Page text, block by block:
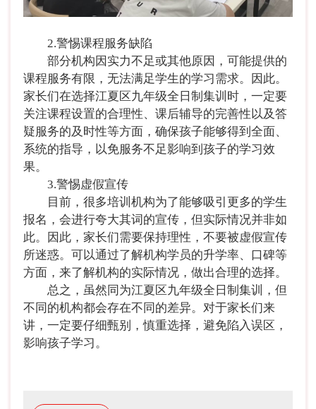
2.警惕课程服务缺陷
部分机构因实力不足或其他原因，可能提供的
课程服务有限，无法满足学生的学习需求。因此。
家长们在选择江夏区九年级全日制集训时，一定要
关注课程设置的合理性、课后辅导的完善性以及答
疑服务的及时性等方面，确保孩子能够得到全面、
系统的指导，以免服务不足影响到孩子的学习效
果。
3.警惕虚假宣传
目前，很多培训机构为了能够吸引更多的学生
报名，会进行夸大其词的宣传，但实际情况并非如
此。因此，家长们需要保持理性，不要被虚假宣传
所迷惑。可以通过了解机构学员的升学率、口碑等
方面，来了解机构的实际情况，做出合理的选择。
总之，虽然同为江夏区九年级全日制集训，但
不同的机构都会存在不同的差异。对于家长们来
讲，一定要仔细甄别，慎重选择，避免陷入误区，
影响孩子学习。